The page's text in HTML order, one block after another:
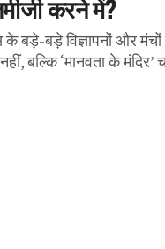
करने में?
के बड़े-बड़े विज्ञापनों और
बल्कि ‘मानवता के